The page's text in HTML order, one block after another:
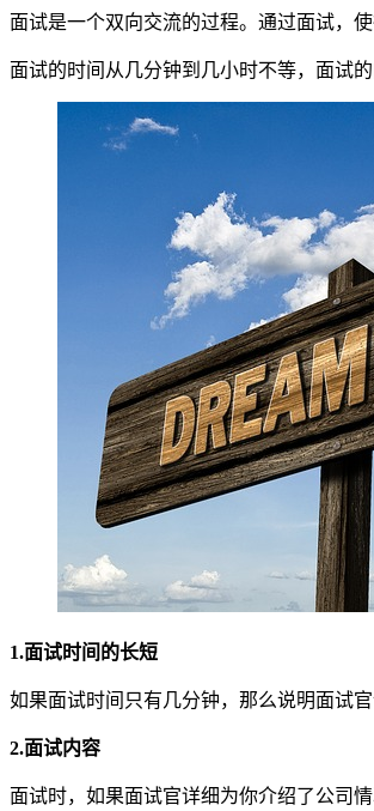
面试是一个双向交流的过程。通过面试，
面试的时间从几分钟到几小时不等，面试
1.面试时间的长短
如果面试时间只有几分钟，那么说明面试
2.面试内容
面试时，如果面试官详细为你介绍了公司